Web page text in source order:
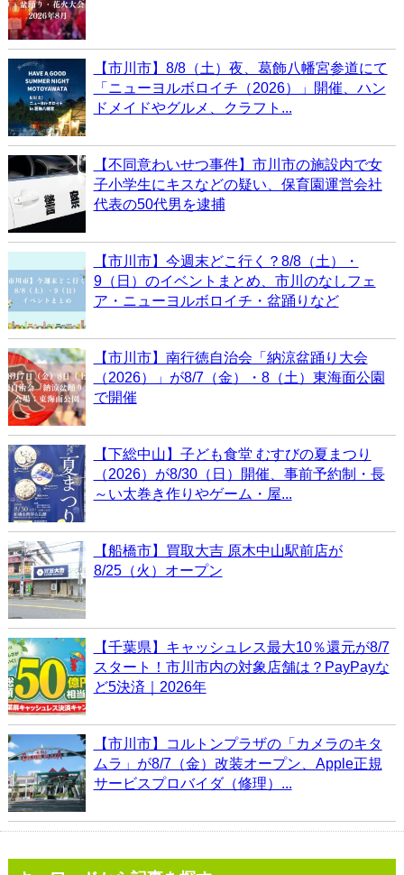
【市川市】8/8（土）夜、葛飾八幡宮参道にて
「ニューヨルボロイチ（2026）」開催、ハン
ドメイドやグルメ、クラフト...
【不同意わいせつ事件】市川市の施設内で女
子小学生にキスなどの疑い、保育園運営会社
代表の50代男を逮捕
【市川市】今週末どこ行く？8/8（土）・
9（日）のイベントまとめ、市川のなしフェ
ア・ニューヨルボロイチ・盆踊りなど
【市川市】南行徳自治会「納涼盆踊り大会
（2026）」が8/7（金）・8（土）東海面公園
で開催
【下総中山】子ども食堂 むすびの夏まつり
（2026）が8/30（日）開催、事前予約制・長
～い太巻き作りやゲーム・屋...
【船橋市】買取大吉 原木中山駅前店が
8/25（火）オープン
【千葉県】キャッシュレス最大10％還元が8/7
スタート！市川市内の対象店舗は？PayPayな
ど5決済｜2026年
【市川市】コルトンプラザの「カメラのキタ
ムラ」が8/7（金）改装オープン、Apple正規
サービスプロバイダ（修理）...